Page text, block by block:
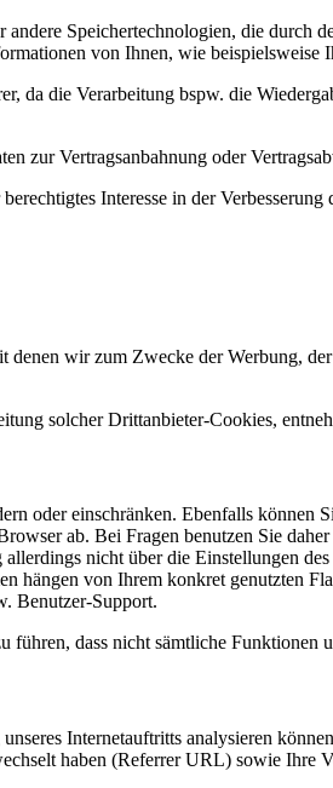
Speichertechnologien, die durch
von Ihnen, wie beispielsweise
die Verarbeitung bspw. die
zur Vertragsanbahnung oder
Interesse in der
wir zum Zwecke der Werbung,
solcher Drittanbieter-Cookies,
oder einschränken. Ebenfalls können
ab. Bei Fragen benutzen Sie
nicht über die Einstellungen
von Ihrem konkret genutzten
Benutzer-Support.
dass nicht sämtliche Funktionen
Internetauftritts analysieren
haben (Referrer URL) sowie Ihre